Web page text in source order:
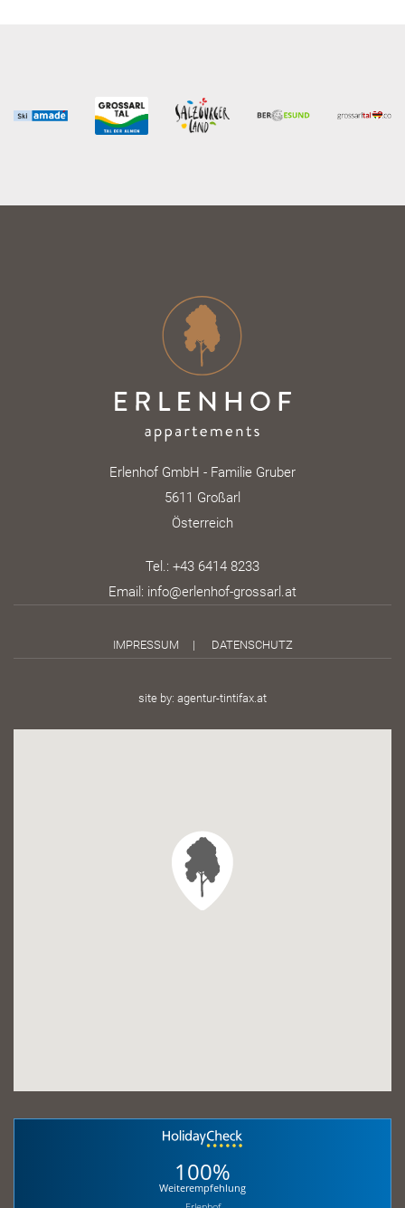
Erlenhof GmbH - Familie Gruber
5611 Großarl
Österreich
Tel.: +43 6414 8233
Email: info@erlenhof-grossarl.at
IMPRESSUM | DATENSCHUTZ
site by: agentur-tintifax.at
100%
Weiterempfehlung